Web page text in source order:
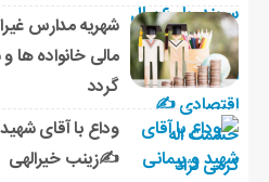
شهریه مدارس
مالی خانواده ها
گردد
وداع با آقای
✍زینب خیرالهی